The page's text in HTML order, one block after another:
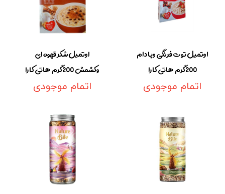
اوتمیل توت فرنگی وبادام
200گرم هاتی کارا
اتمام موجودی
اوتمیل شکر قهوه ای
وکشمش 200گرم هاتی کارا
اتمام موجودی